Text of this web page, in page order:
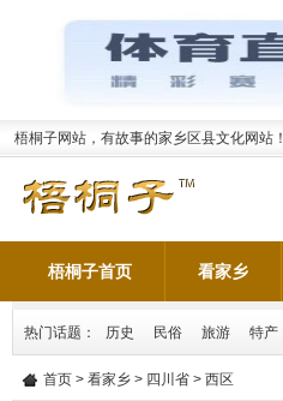
梧桐子网站，有故事的家乡区县文化网站！
梧桐子首页 看家乡
热门话题： 历史 民俗 旅游 特产
首页 > 看家乡 > 四川省 > 西区